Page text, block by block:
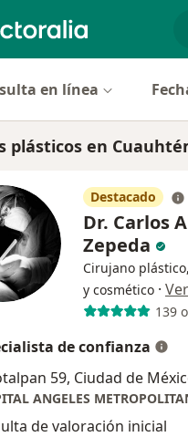
en línea
plásticos en
Destacado
Dr. Carlos
Zepeda
Cirujano
y cosmético ·
139
de confianza
59, Ciudad de
ANGELES
de valoración inicial